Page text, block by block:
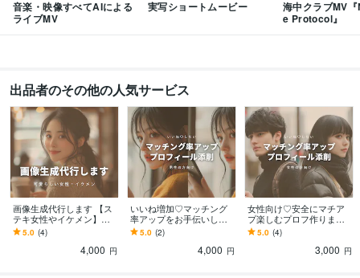
音楽・映像すべてAIによる
ライブMV
実写ショートムービー
海中クラブMV
e Protocol』
出品者のその他の人気サービス
画像生成代行します 【ス
テキ女性やイケメン】最
新ハイクオリティのAIツ
ール使用
5.0 (4)
4,000 円
いいね増加♡マッチング
率アップをお手伝いしま
す 【男性向け】心理学大
好き恋愛体質な女が全力
でプロフィール添削
5.0 (2)
4,000 円
女性向け♡安全にマチア
プ楽しむプロフ作ります
心理学に詳しい私が「良
い男性」を呼び込めるよ
5.0 (4)
3,000 円